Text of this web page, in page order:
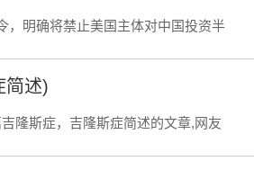
，明确将禁止美国主体对中国投资半
简述)
隆斯症，吉隆斯症简述的文章,网友